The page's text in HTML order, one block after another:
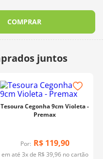
COMPRAR
Tesoura Cegonha 9cm Violeta -
Premax
Por: R$ 119,90
em até 3x de R$ 39,96no cartão